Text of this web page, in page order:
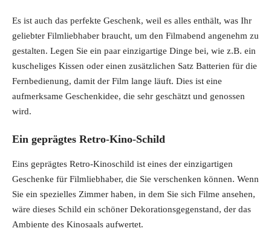
Es ist auch das perfekte Geschenk, weil es alles enthält, was Ihr
geliebter Filmliebhaber braucht, um den Filmabend angenehm zu
gestalten. Legen Sie ein paar einzigartige Dinge bei, wie z.B. ein
kuscheliges Kissen oder einen zusätzlichen Satz Batterien für die
Fernbedienung, damit der Film lange läuft. Dies ist eine
aufmerksame Geschenkidee, die sehr geschätzt und genossen
wird.
Ein geprägtes Retro-Kino-Schild
Eins geprägtes Retro-Kinoschild ist eines der einzigartigen
Geschenke für Filmliebhaber, die Sie verschenken können. Wenn
Sie ein spezielles Zimmer haben, in dem Sie sich Filme ansehen,
wäre dieses Schild ein schöner Dekorationsgegenstand, der das
Ambiente des Kinosaals aufwertet.